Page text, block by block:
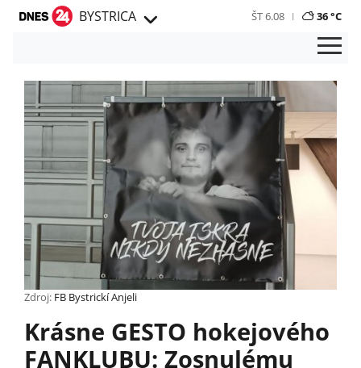
BYSTRICA ŠT 6.08 36 °C
Zdroj: FB Bystrickí Anjeli
Krásne GESTO hokejového
FANKLUBU: Zosnulému